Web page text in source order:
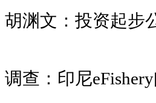
胡渊文：投资起步
调查：印尼